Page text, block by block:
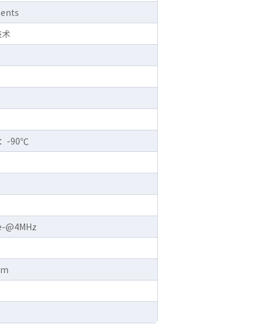
-90℃
@4MHz